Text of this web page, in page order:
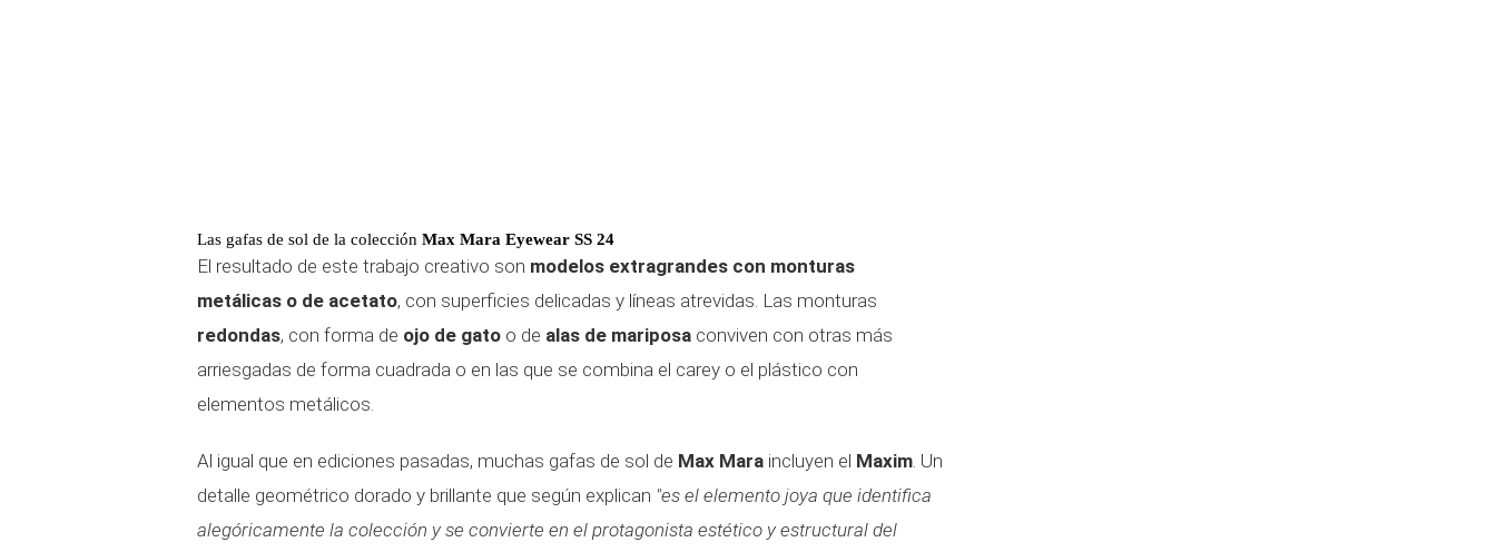
Las gafas de sol de la colección Max Mara Eyewear SS 24
El resultado de este trabajo creativo son modelos extragrandes con monturas
metálicas o de acetato, con superficies delicadas y líneas atrevidas. Las monturas
redondas, con forma de ojo de gato o de alas de mariposa conviven con otras más
arriesgadas de forma cuadrada o en las que se combina el carey o el plástico con
elementos metálicos.
Al igual que en ediciones pasadas, muchas gafas de sol de Max Mara incluyen el Maxim. Un
detalle geométrico dorado y brillante que según explican "es el elemento joya que identifica
alegóricamente la colección y se convierte en el protagonista estético y estructural del